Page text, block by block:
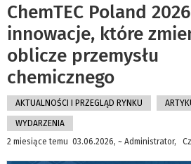
ChemTEC Poland
innowacje, które
oblicze przemysłu
chemicznego
AKTUALNOŚCI I PRZEGLĄD RYNKU
WYDARZENIA
2 miesiące temu 03.06.2026, ~ Administrator,